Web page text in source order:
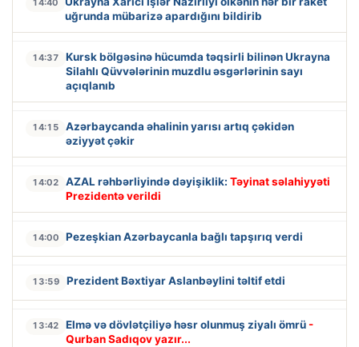
14:40
uğrunda mübarizə apardığını bildirib
14:37
Kursk bölgəsinə hücumda təqsirli bilinən Ukrayna
Silahlı Qüvvələrinin muzdlu əsgərlərinin sayı
açıqlanıb
14:15
Azərbaycanda əhalinin yarısı artıq çəkidən
əziyyət çəkir
14:02 AZAL rəhbərliyində dəyişiklik: Təyinat səlahiyyəti
Prezidentə verildi
14:00 Pezeşkian Azərbaycanla bağlı tapşırıq verdi
13:59 Prezident Bəxtiyar Aslanbəylini təltif etdi
13:42 Elmə və dövlətçiliyə həsr olunmuş ziyalı ömrü -
Qurban Sadıqov yazır...